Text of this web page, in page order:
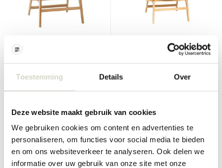
Toestemming Details Over
Deze website maakt gebruik van cookies
We gebruiken cookies om content en advertenties te
personaliseren, om functies voor social media te bieden
en om ons websiteverkeer te analyseren. Ook delen we
informatie over uw gebruik van onze site met onze
Hubsch
Haze lenestol
€859,00 €644,25
Inkl. mva
Haze lenestol mørkebrun
SALE 25% SALE 25%